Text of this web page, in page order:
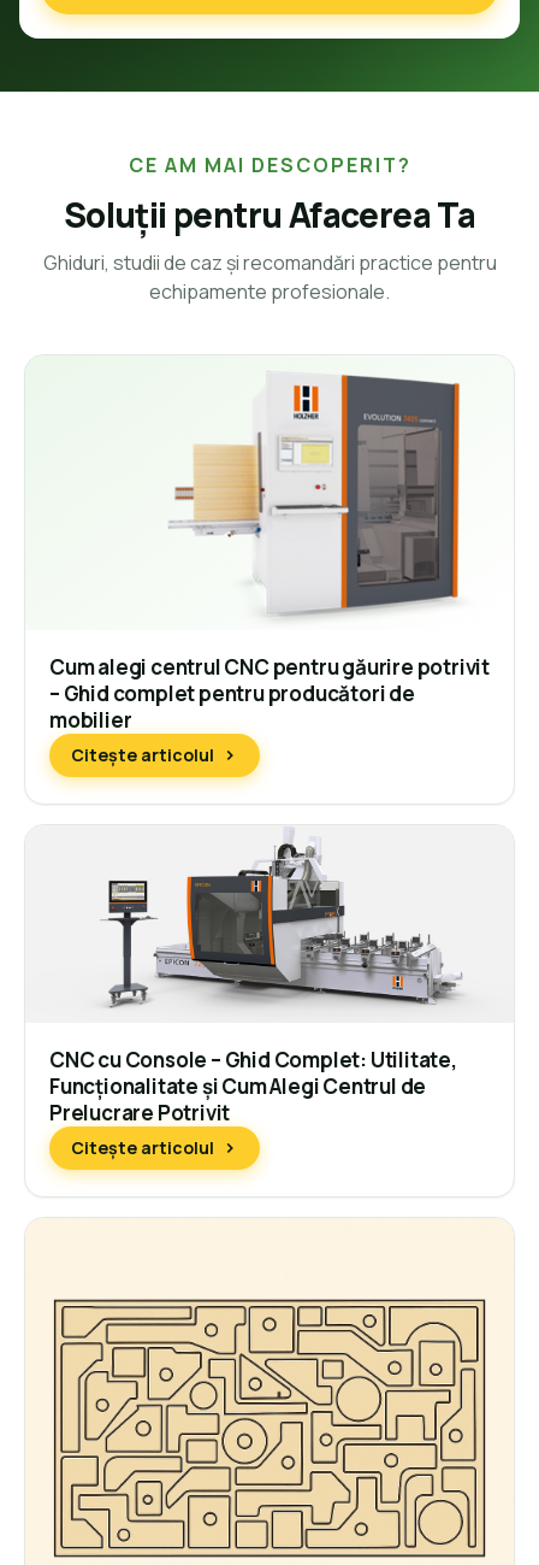
CE AM MAI DESCOPERIT?
Soluții pentru Afacerea Ta
Ghiduri, studii de caz și recomandări practice pentru
echipamente profesionale.
Cum alegi centrul CNC pentru găurire potrivit
– Ghid complet pentru producători de
mobilier
Citește articolul
CNC cu Console – Ghid Complet: Utilitate,
Funcționalitate și Cum Alegi Centrul de
Prelucrare Potrivit
Citește articolul